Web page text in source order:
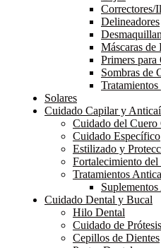
Correctores/
Delineadores
Máscaras de
Primers para
Sombras de
Solares
Cuidado Capilar y
Cuidado del Cuero
Cuidado Específico
Estilizado y
Fortalecimiento
Tratamientos
Cuidado Dental y Bucal
Hilo Dental
Cuidado de
Cepillos de Dientes